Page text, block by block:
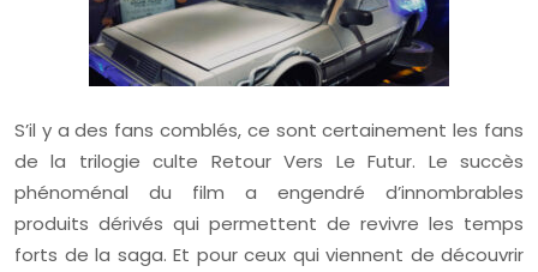
S’il y a des fans comblés, ce sont certainement les fans
de la trilogie culte Retour Vers Le Futur. Le succès
phénoménal du film a engendré d’innombrables
produits dérivés qui permettent de revivre les temps
forts de la saga. Et pour ceux qui viennent de découvrir